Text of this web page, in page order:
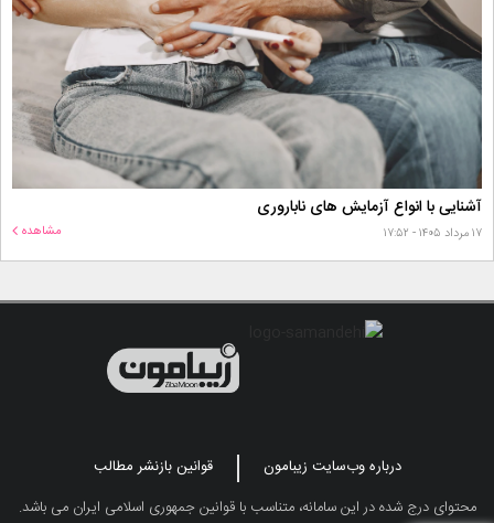
آشنایی با انواع آزمایش های ناباروری
۱۷ مرداد ۱۴۰۵ - ۱۷:۵۲ مشاهده
درباره وب‌سایت زیبامون
قوانین بازنشر مطالب
محتوای درج شده در این سامانه، متناسب با قوانین جمهوری اسلامی ایران می باشد.